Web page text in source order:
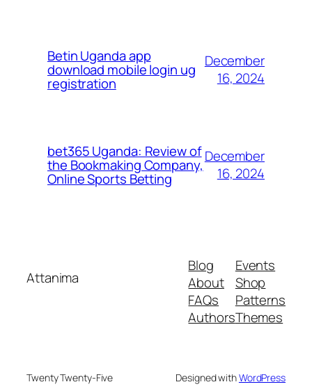
Betin Uganda app
download mobile login ug
registration
December
16, 2024
bet365 Uganda: Review of
the Bookmaking Company,
Online Sports Betting
December
16, 2024
Attanima
Blog
About
FAQs
Authors
Events
Shop
Patterns
Themes
Twenty Twenty-Five Designed withWordPress